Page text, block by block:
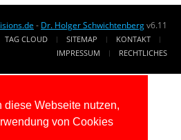
diese Webseite nutzen,
von Cookies
- Dr. Holger Schwichtenbergv6.11
TAG CLOUD SITEMAP
KONTAKT
IMPRESSUM
RECHTLICHES